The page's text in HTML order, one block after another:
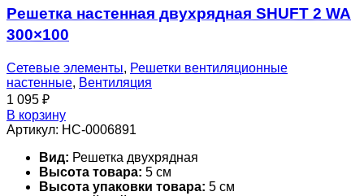
Решетка настенная двухрядная SHUFT 2 WA
300×100
Сетевые элементы, Решетки вентиляционные
настенные, Вентиляция
1 095 ₽
В корзину
Артикул: НС-0006891
Вид: Решетка двухрядная
Высота товара: 5 см
Высота упаковки товара: 5 см